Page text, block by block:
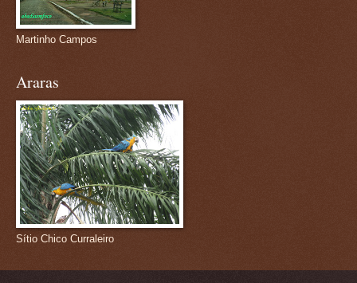
Martinho Campos
Araras
Sítio Chico Curraleiro